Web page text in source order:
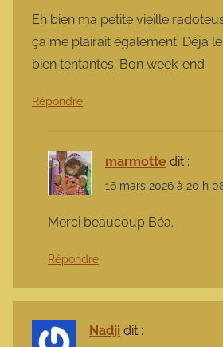
Eh bien ma petite vieille
ça me plairait également. Déjà
bien tentantes. Bon week-end
Répondre
marmotte dit :
16 mars 2026 à 20 h
Merci beaucoup Béa.
Répondre
Nadji dit :